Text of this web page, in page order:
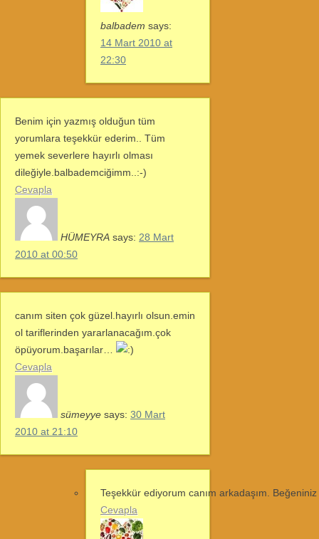
balbadem says:
14 Mart 2010 at
22:30
Benim için yazmış olduğun tüm
yorumlara teşekkür ederim.. Tüm
yemek severlere hayırlı olması
dileğiyle.balbademciğimm..:-)
Cevapla
HÜMEYRA says: 28 Mart
2010 at 00:50
canım siten çok güzel.hayırlı olsun.emin
ol tariflerinden yararlanacağım.çok
öpüyorum.başarılar…
Cevapla
sümeyye says: 30 Mart
2010 at 21:10
Teşekkür ediyorum canım arkadaşım.
Cevapla